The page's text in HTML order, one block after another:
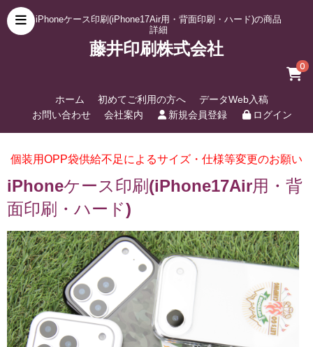
iPhoneケース印刷(iPhone17Air用・背面印刷・ハード)の商品
詳細
藤井印刷株式会社
0
ホーム 初めてご利用の方へ
データWeb入稿
お問い合わせ
会社案内 新規会員登録 ログイン
個装用OPP袋供給不足によるサイズ・仕様等変更のお願い
iPhoneケース印刷(iPhone17Air用・背
面印刷・ハード)